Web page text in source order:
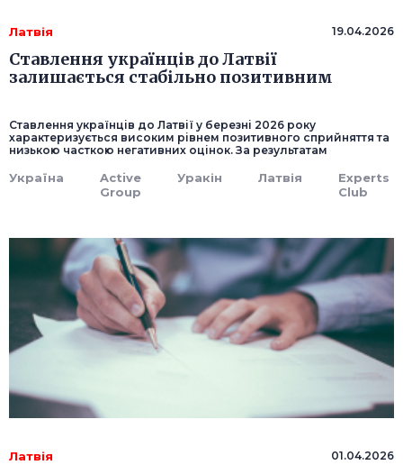
Латвія 19.04.2026
Ставлення українців до Латвії
залишається стабільно позитивним
Ставлення українців до Латвії у березні 2026 року
характеризується високим рівнем позитивного сприйняття та
низькою часткою негативних оцінок. За результатам
Україна
Active
Group
Уракін Латвія
Experts
Club
Латвія 01.04.2026